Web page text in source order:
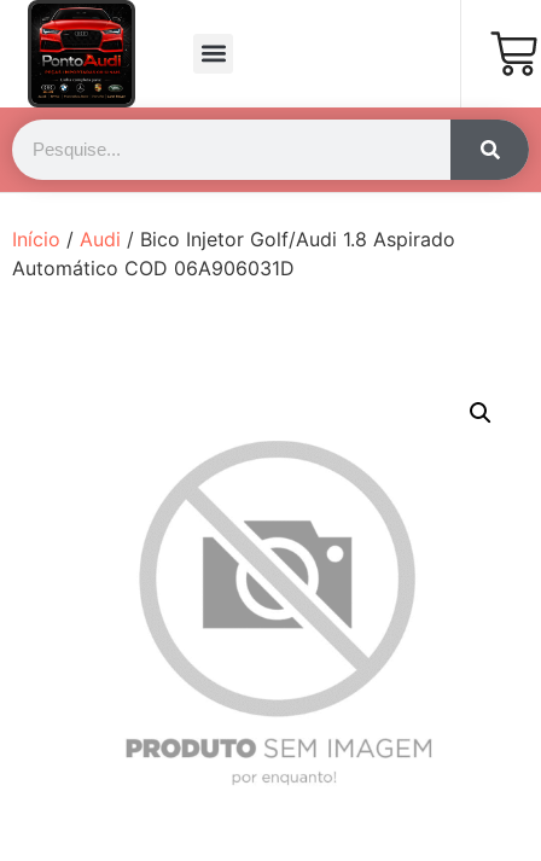
Início / Audi / Bico Injetor Golf/Audi 1.8 Aspirado
Automático COD 06A906031D